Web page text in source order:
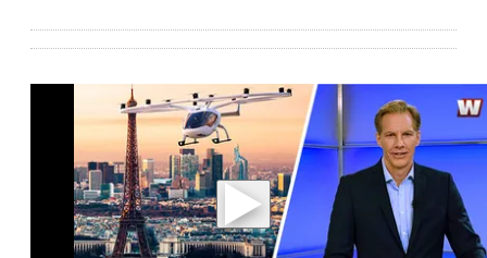
Mit der Wiedergabe dieses Videos werden
Daten an Youtube übertragen.
Hinweise dazu erhalten Sie in derDatenschutzerklärung